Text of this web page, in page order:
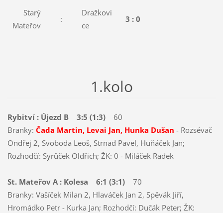
Starý
Mateřov
:
Dražkovi
ce
3 : 0
1.kolo
Rybitví : Újezd B 3:5 (1:3)
60
Branky: Čada Martin, Levai Jan, Hunka Dušan - Rozsévač
Ondřej 2, Svoboda Leoš, Strnad Pavel, Huňáček Jan;
Rozhodčí: Syrůček Oldřich; ŽK: 0 - Miláček Radek
St. Mateřov A : Kolesa 6:1 (3:1)
70
Branky: Vašíček Milan 2, Hlaváček Jan 2, Spěvák Jiří,
Hromádko Petr - Kurka Jan; Rozhodčí: Dučák Peter; ŽK: